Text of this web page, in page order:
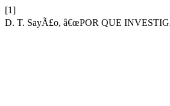
[1]
D. T. SayÃ£o, â€œPOR QUE